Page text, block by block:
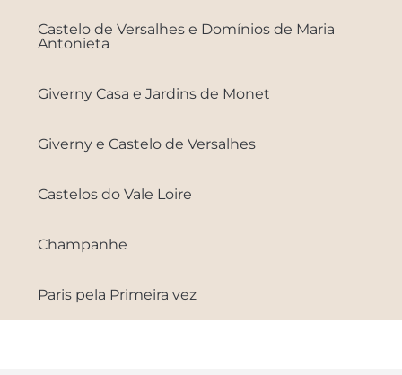
Castelo de Versalhes e Domínios de Maria
Antonieta
Giverny Casa e Jardins de Monet
Giverny e Castelo de Versalhes
Castelos do Vale Loire
Champanhe
Paris pela Primeira vez